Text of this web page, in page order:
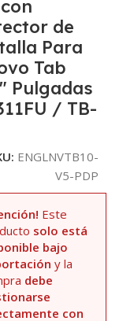
de
Para
Tab
Pulgadas
/ TB-
ENGLNVTB10-
V5-PDP
Este
solo está
bajo
y la
debe
con